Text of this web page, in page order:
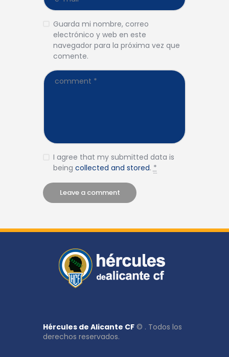
Guarda mi nombre, correo
electrónico y web en este
navegador para la próxima vez que
comente.
I agree that my submitted data is
being collected and stored.*
Hércules de Alicante CF © . Todos los
derechos reservados.